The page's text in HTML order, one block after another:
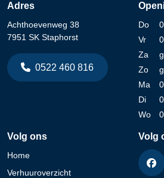
Adres
Achthoevenweg 38
7951 SK Staphorst
0522 460 816
Do
Vr
Za
Zo
Ma
Di
Wo
Volg ons
Home
Verhuuroverzicht
Volg